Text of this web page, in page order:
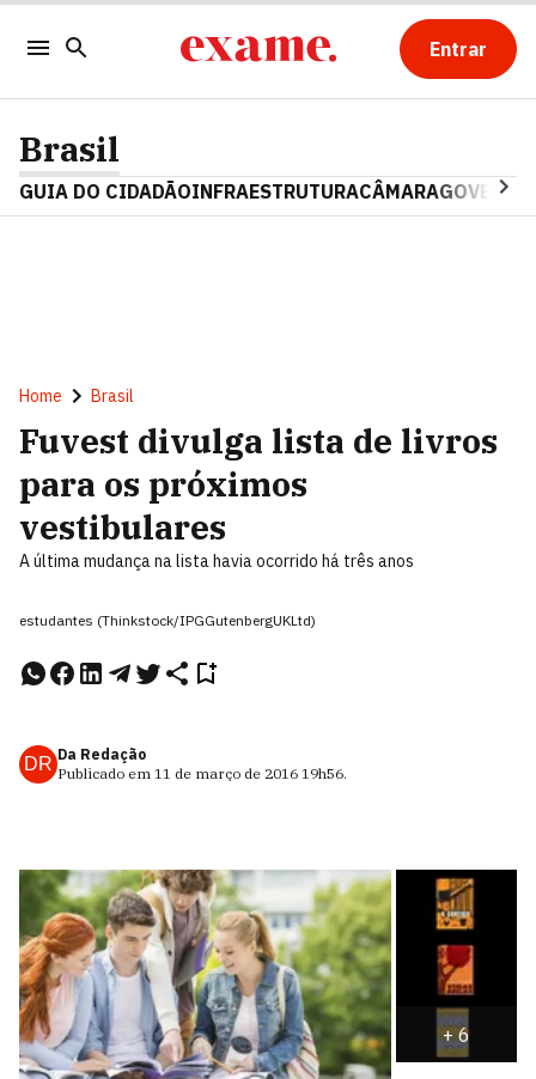
Entrar
Brasil
GUIA DO CIDADÃOINFRAESTRUTURACÂMARAGOVERNO
Home Brasil
Fuvest divulga lista de livros
para os próximos
vestibulares
A última mudança na lista havia ocorrido há três anos
estudantes (Thinkstock/IPGGutenbergUKLtd)
DR Da Redação
Publicado em 11 de março de 2016 19h56.
+6